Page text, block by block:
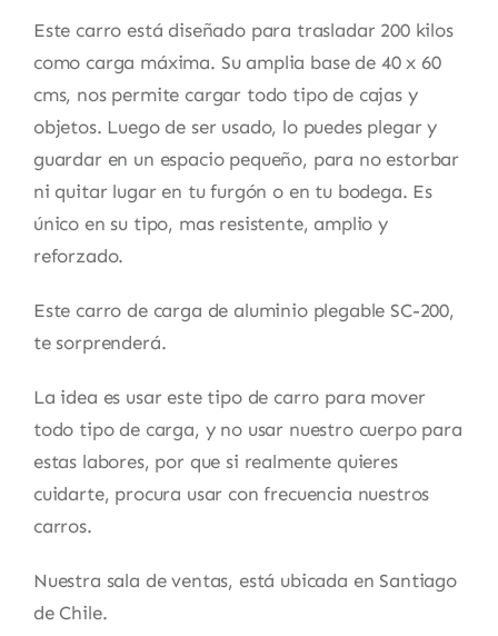
Este carro está diseñado para trasladar 200 kilos
como carga máxima. Su amplia base de 40 x 60
cms, nos permite cargar todo tipo de cajas y
objetos. Luego de ser usado, lo puedes plegar y
guardar en un espacio pequeño, para no estorbar
ni quitar lugar en tu furgón o en tu bodega. Es
único en su tipo, mas resistente, amplio y
reforzado.
Este carro de carga de aluminio plegable SC-200,
te sorprenderá.
La idea es usar este tipo de carro para mover
todo tipo de carga, y no usar nuestro cuerpo para
estas labores, por que si realmente quieres
cuidarte, procura usar con frecuencia nuestros
carros.
Nuestra sala de ventas, está ubicada en Santiago
de Chile.